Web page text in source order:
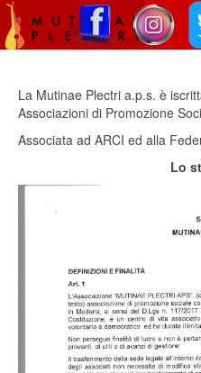
La Mutinae Plectri a.p.s. è
Associazioni di Promozione
Associata ad ARCI ed alla
Lo